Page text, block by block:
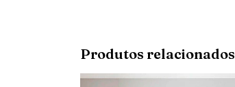
Produtos relacionados